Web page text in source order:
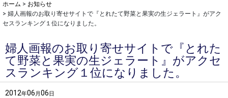
ホーム > お知らせ
> 婦人画報のお取り寄せサイトで『とれたて野菜と果実の生ジェラート』がアク
セスランキング１位になりました。
婦人画報のお取り寄せサイトで『とれた
て野菜と果実の生ジェラート』がアクセ
スランキング１位になりました。
2012年06 月 06 日